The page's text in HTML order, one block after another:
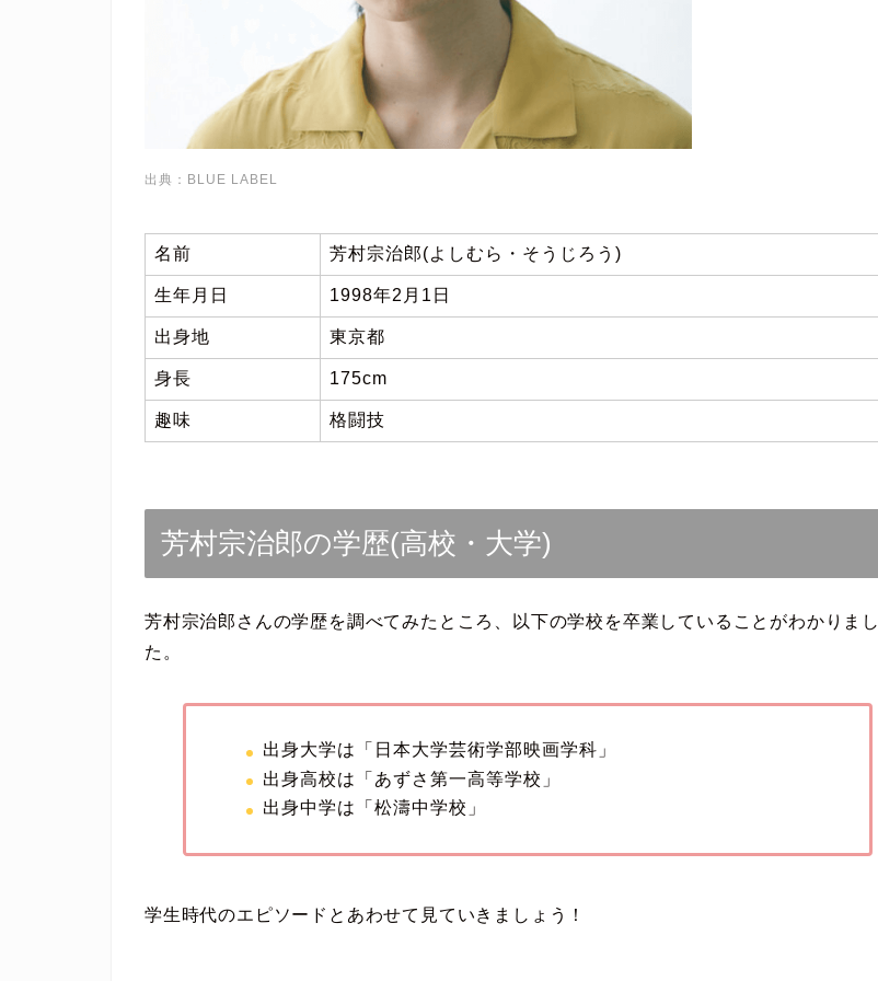
出典：BLUE LABEL
名前 芳村宗治郎(よしむら・そうじろう)
生年月日 1998年2月1日
出身地 東京都
身長 175cm
趣味 格闘技
芳村宗治郎の学歴(高校・大学)
芳村宗治郎さんの学歴を調べてみたところ、以下の学校を卒業していることがわかりまし
た。
出身大学は「日本大学芸術学部映画学科」
出身高校は「あずさ第一高等学校」
出身中学は「松濤中学校」
学生時代のエピソードとあわせて見ていきましょう！